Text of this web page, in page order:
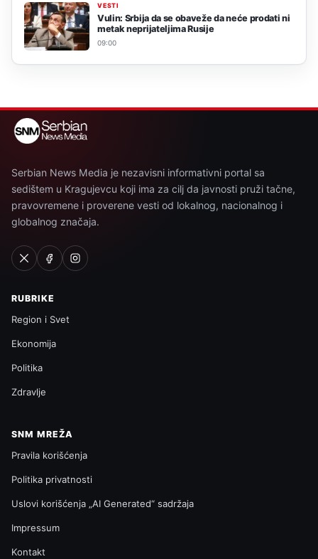
VESTI
Vulin: Srbija da se obaveže da neće prodati ni
metak neprijateljima Rusije
09:00
Serbian News Media je nezavisni informativni portal sa
sedištem u Kragujevcu koji ima za cilj da javnosti pruži tačne,
pravovremene i proverene vesti od lokalnog, nacionalnog i
globalnog značaja.
RUBRIKE
Region i Svet
Ekonomija
Politika
Zdravlje
SNM MREŽA
Pravila korišćenja
Politika privatnosti
Uslovi korišćenja „AI Generated“ sadržaja
Impressum
Kontakt